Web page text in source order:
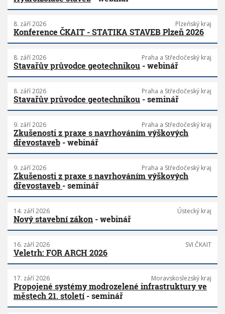
8. září 2026 Plzeňský kraj
Konference ČKAIT - STATIKA STAVEB Plzeň 2026
8. září 2026 Praha a Středočeský kraj
Stavařův průvodce geotechnikou - webinář
8. září 2026 Praha a Středočeský kraj
Stavařův průvodce geotechnikou - seminář
9. září 2026 Praha a Středočeský kraj
Zkušenosti z praxe s navrhováním výškových
dřevostaveb - webinář
9. září 2026 Praha a Středočeský kraj
Zkušenosti z praxe s navrhováním výškových
dřevostaveb - seminář
14. září 2026 Ústecký kraj
Nový stavební zákon - webinář
16. září 2026 SVI ČKAIT
Veletrh: FOR ARCH 2026
17. září 2026 Moravskoslezský kraj
Propojené systémy modrozelené infrastruktury ve
městech 21. století- seminář